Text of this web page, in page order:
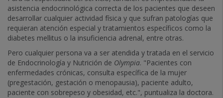
asistencia endocrinológica correcta de los pacientes que deseen
desarrollar cualquier actividad física y que sufran patologías que
requieran atención especial y tratamientos específicos como la
diabetes mellitus o la insuficiencia adrenal, entre otras.
Pero cualquier persona va a ser atendida y tratada en el servicio
de Endocrinología y Nutrición de Olympia. "Pacientes con
enfermedades crónicas, consulta específica de la mujer
(pregestación, gestación o menopausia), paciente adulto,
paciente con sobrepeso y obesidad, etc.", puntualiza la doctora.